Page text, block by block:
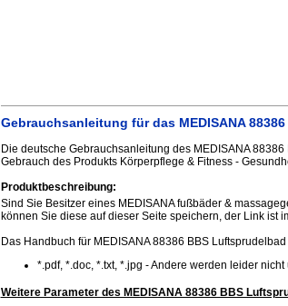
Gebrauchsanleitung für das MEDISANA
Die deutsche Gebrauchsanleitung des MEDISANA
Gebrauch des Produkts Körperpflege & Fitness -
Produktbeschreibung:
Sind Sie Besitzer eines MEDISANA fußbäder &
können Sie diese auf dieser Seite speichern, der Link ist
Das Handbuch für MEDISANA 88386 BBS
*.pdf, *.doc, *.txt, *.jpg - Andere werden leider nicht
Weitere Parameter des MEDISANA 88386 BBS